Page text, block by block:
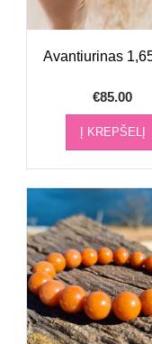
Avantiurinas
€85.00
Į KREPŠELĮ